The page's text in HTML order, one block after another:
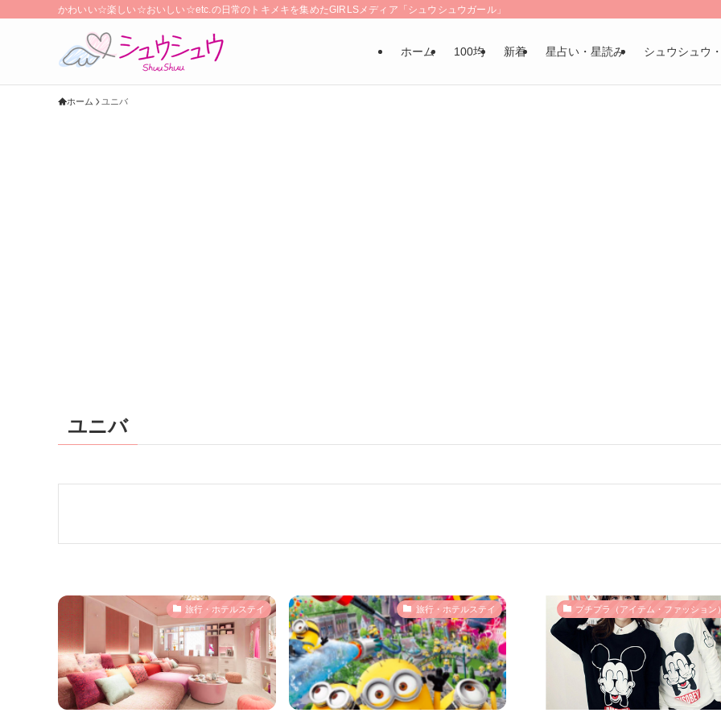
かわいい☆楽しい☆おいしい☆etc.の日常のトキメキを集めたGIRLSメディア「シュウシュウガール」
ホーム 100均 新着 星占い・星読み シュウシュウ
ホーム ユニバ
ユニバ
旅行・ホテルステイ 旅行・ホテルステイ プチプラ（アイテム・ファッション